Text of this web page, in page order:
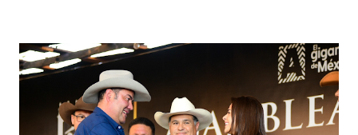
Corazón Urbano y el Municipio capital. Leo Montañez
informó que en este programa se usarán cerca de 90 mil
metros cuadrados de pintura, para dar inicio en la calle
Nieto, entre Jesús F. Elizondo y la calle 22 de Octubre, con